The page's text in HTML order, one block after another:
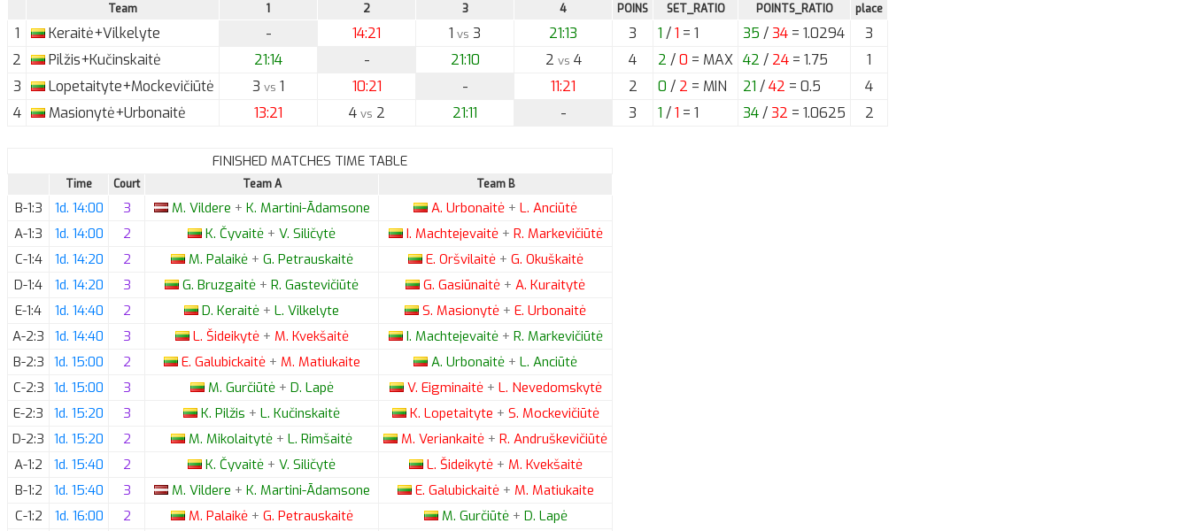
Team 1 2 3 4 POINS SET_RATIO POINTS_RATIO place
1 Keraitė+Vilkelyte - 14:21 1 vs 3 21:13 3 1 /1 = 1 35 /34 = 1.0294
3
2
Pilžis+Kučinskaitė 21:14 - 21:10 2 vs 4 4 2 /0 = MAX 42 / 24 = 1.75
1
3
Lopetaityte+Mockevičiūtė 3 vs 1 10:21 - 11:21 2 0 / 2 = MIN 21 /42 = 0.5
4
4
Masionytė+Urbonaitė 13:21 4vs 2 21:11 - 3 1 /1 = 1 34/32 = 1.0625 2
FINISHED MATCHES TIME TABLE
Time Court Team A Team B
B-1:3 1d. 14:00 3 M. Vildere + K. Martini-Ādamsone A. Urbonaitė + L. Anciūtė
A-1:3
1d. 14:00 2 K. Čyvaitė + V. Siličytė I. Machtejevaitė + R. Markevičiūtė
C-1:4
1d. 14:20 2 M. Palaikė + G. Petrauskaitė E. Oršvilaitė + G. Okuškaitė
D-1:4
1d. 14:20 3 G. Bruzgaitė + R. Gastevičiūtė G. Gasiūnaitė + A. Kuraitytė
E-1:4
1d. 14:40 2 D. Keraitė + L. Vilkelyte S. Masionytė + E. Urbonaitė
A-2:3
1d. 14:40 3 L. Šideikytė + M. Kvekšaitė I. Machtejevaitė + R. Markevičiūtė
B-2:3 1d. 15:00 2 E. Galubickaitė + M. Matiukaite A. Urbonaitė + L. Anciūtė
C-2:3 1d. 15:00 3 M. Gurčiūtė + D. Lapė V. Eigminaitė + L. Nevedomskytė
E-2:3
1d. 15:20 3 K. Pilžis + L. Kučinskaitė K. Lopetaityte + S. Mockevičiūtė
D-2:3 1d. 15:20 2 M. Mikolaitytė + L. Rimšaitė M. Veriankaitė + R. Andruškevičiūtė
A-1:2
1d. 15:40 2 K. Čyvaitė + V. Siličytė L. Šideikytė + M. Kvekšaitė
B-1:2
1d. 15:40 3 M. Vildere + K. Martini-Ādamsone E. Galubickaitė + M. Matiukaite
C-1:2
1d. 16:00 2 M. Palaikė + G. Petrauskaitė M. Gurčiūtė + D. Lapė